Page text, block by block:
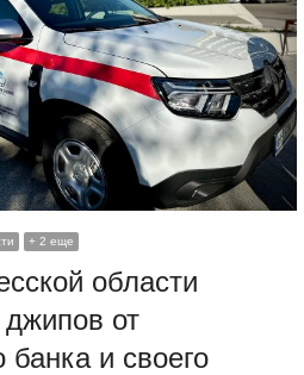
+ 2 еще
области
от
банка и своего